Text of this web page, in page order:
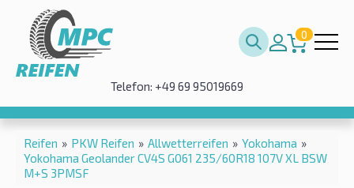
0
Telefon: +49 69 95019669
Reifen » PKW Reifen » Allwetterreifen » Yokohama »
Yokohama Geolander CV4S G061 235/60R18 107V XL BSW
M+S 3PMSF